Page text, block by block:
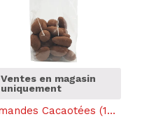
Ventes en magasin
uniquement
Amandes Cacaotées (100g)